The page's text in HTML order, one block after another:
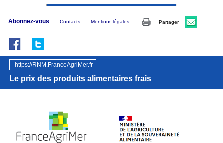
Abonnez-vous Contacts Mentions légales Partager
https://RNM.FranceAgriMer.fr
Le prix des produits alimentaires frais